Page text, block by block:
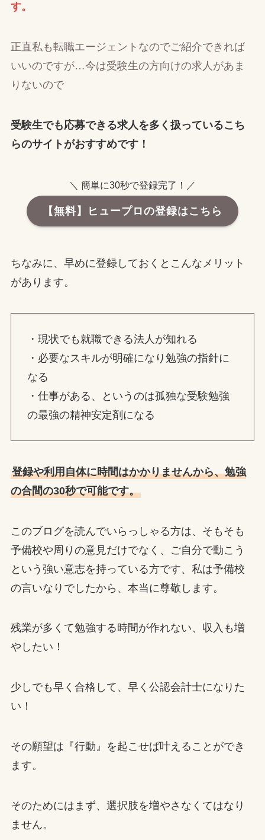
す。
正直私も転職エージェントなのでご紹介できれば
いいのですが…今は受験生の方向けの求人があま
りないので
受験生でも応募できる求人を多く扱っているこち
らのサイトがおすすめです！
＼ 簡単に30秒で登録完了！／
【無料】ヒュープロの登録はこちら
ちなみに、早めに登録しておくとこんなメリット
があります。
・現状でも就職できる法人が知れる
・必要なスキルが明確になり勉強の指針に
なる
・仕事がある、というのは孤独な受験勉強
の最強の精神安定剤になる
登録や利用自体に時間はかかりませんから、勉強
の合間の30秒で可能です。
このブログを読んでいらっしゃる方は、そもそも
予備校や周りの意見だけでなく、ご自分で動こう
という強い意志を持っている方です、私は予備校
の言いなりでしたから、本当に尊敬します。
残業が多くて勉強する時間が作れない、収入も増
やしたい！
少しでも早く合格して、早く公認会計士になりた
い！
その願望は『行動』を起こせば叶えることができ
ます。
そのためにはまず、選択肢を増やさなくてはなり
ません。